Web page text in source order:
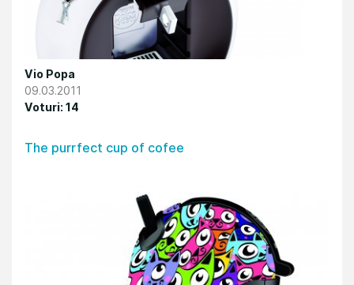
Vio Popa
09.03.2011
Voturi: 14
The purrfect cup of cofee